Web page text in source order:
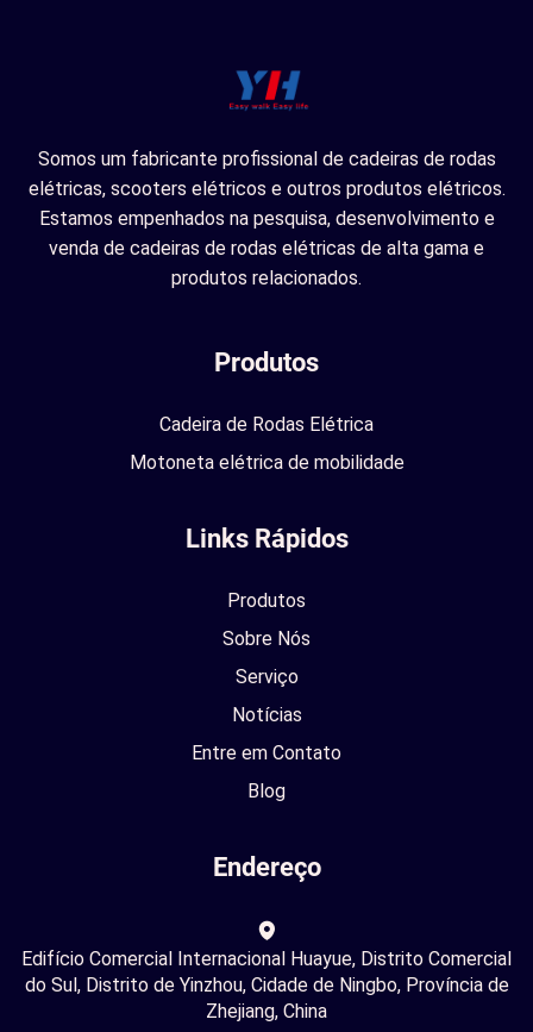
Somos um fabricante profissional de cadeiras de rodas
elétricas, scooters elétricos e outros produtos elétricos.
Estamos empenhados na pesquisa, desenvolvimento e
venda de cadeiras de rodas elétricas de alta gama e
produtos relacionados.
Produtos
Cadeira de Rodas Elétrica
Motoneta elétrica de mobilidade
Links Rápidos
Produtos
Sobre Nós
Serviço
Notícias
Entre em Contato
Blog
Endereço
Edifício Comercial Internacional Huayue, Distrito Comercial
do Sul, Distrito de Yinzhou, Cidade de Ningbo, Província de
Zhejiang, China